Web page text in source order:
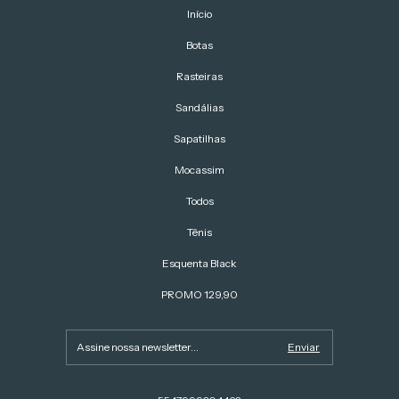
Início
Botas
Rasteiras
Sandálias
Sapatilhas
Mocassim
Todos
Tênis
Esquenta Black
PROMO 129,90